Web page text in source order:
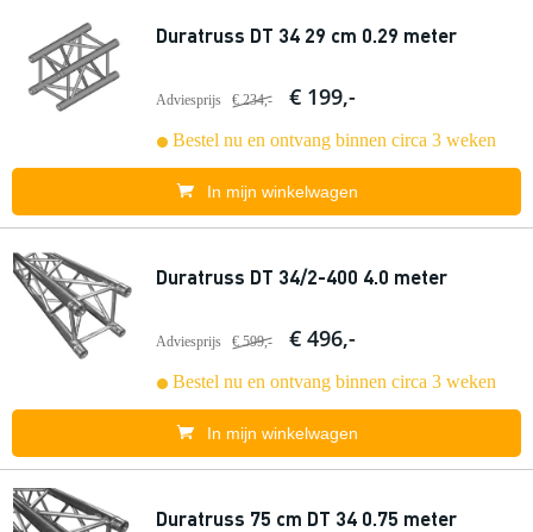
Duratruss DT 34 29 cm 0.29 meter
Adviesprijs € 234,- € 199,-
Bestel nu en ontvang binnen circa 3 weken
In mijn winkelwagen
Duratruss DT 34/2-400 4.0 meter
Adviesprijs € 599,- € 496,-
Bestel nu en ontvang binnen circa 3 weken
In mijn winkelwagen
Duratruss 75 cm DT 34 0.75 meter